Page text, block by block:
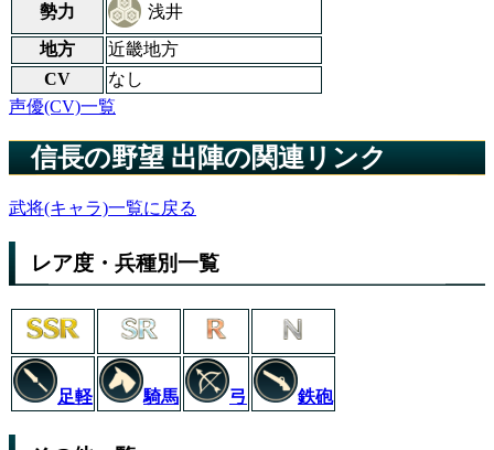
勢力 浅井
地方
近畿地方
CV
なし
声優(CV)一覧
信長の野望 出陣の関連リンク
武将(キャラ)一覧に戻る
レア度・兵種別一覧
足軽 騎馬 弓 鉄砲